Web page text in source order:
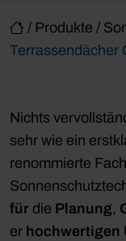
/ Produkte /
Terrassendächer
Nichts
sehr wie ein
renommierte
für die Planung,
er hochwertigen